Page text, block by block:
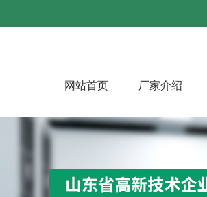
网站首页 厂家介绍